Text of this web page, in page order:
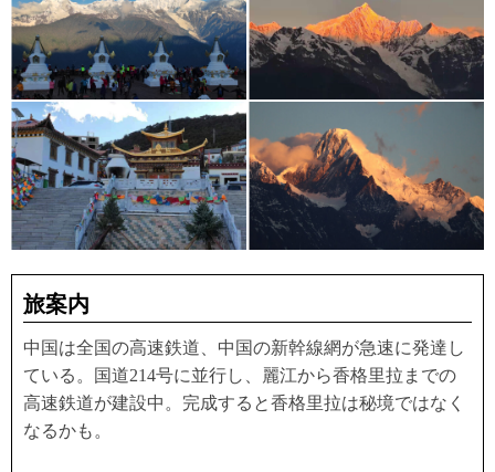
旅案内
中国は全国の高速鉄道、中国の新幹線網が急速に発達し
ている。国道214号に並行し、麗江から香格里拉までの
高速鉄道が建設中。完成すると香格里拉は秘境ではなく
なるかも。